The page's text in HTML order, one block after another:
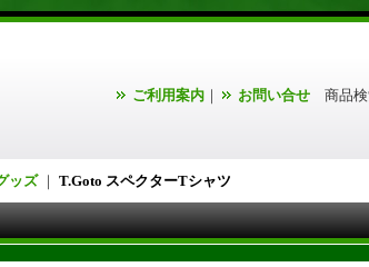
ご利用案内 ｜ お問い合せ 商品
ッズ｜ T.Goto スペクターTシャツ